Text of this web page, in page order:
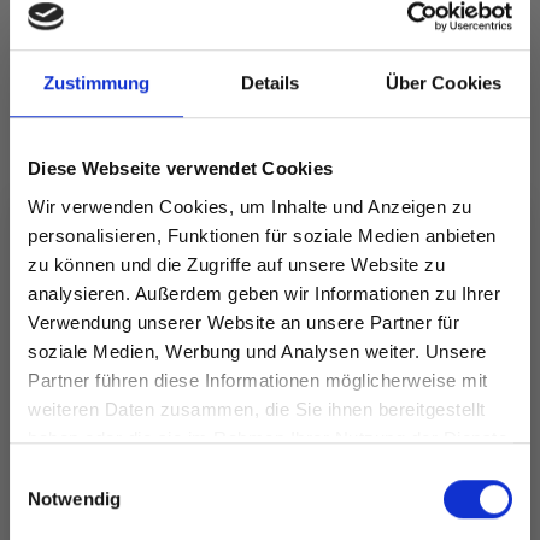
Zustimmung Details Über Cookies
Diese Webseite verwendet Cookies
Wir verwenden Cookies, um Inhalte und Anzeigen zu
personalisieren, Funktionen für soziale Medien anbieten
zu können und die Zugriffe auf unsere Website zu
analysieren. Außerdem geben wir Informationen zu Ihrer
Verwendung unserer Website an unsere Partner für
soziale Medien, Werbung und Analysen weiter. Unsere
Partner führen diese Informationen möglicherweise mit
weiteren Daten zusammen, die Sie ihnen bereitgestellt
haben oder die sie im Rahmen Ihrer Nutzung der Dienste
Notwendig
ansehen
ANDERE HABEN SICH AUCH ANGESEHEN
Spare bis zu 50%
und erhalte exklusiven Zugang zu